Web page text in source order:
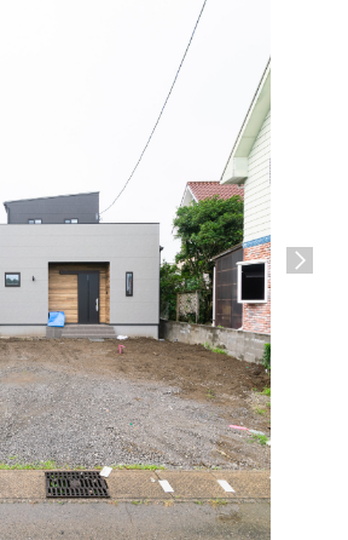
介護施